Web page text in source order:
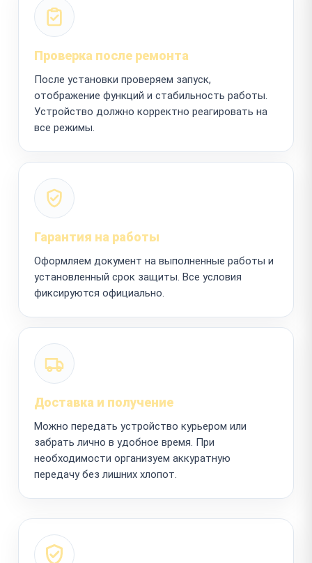
Проверка после ремонта
После установки проверяем запуск,
отображение функций и стабильность работы.
Устройство должно корректно реагировать на
все режимы.
Гарантия на работы
Оформляем документ на выполненные работы и
установленный срок защиты. Все условия
фиксируются официально.
Доставка и получение
Можно передать устройство курьером или
забрать лично в удобное время. При
необходимости организуем аккуратную
передачу без лишних хлопот.